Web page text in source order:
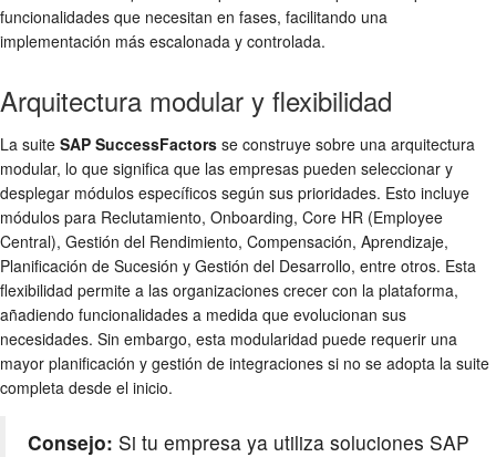
funcionalidades que necesitan en fases, facilitando una
implementación más escalonada y controlada.
Arquitectura modular y flexibilidad
La suite SAP SuccessFactors se construye sobre una arquitectura
modular, lo que significa que las empresas pueden seleccionar y
desplegar módulos específicos según sus prioridades. Esto incluye
módulos para Reclutamiento, Onboarding, Core HR (Employee
Central), Gestión del Rendimiento, Compensación, Aprendizaje,
Planificación de Sucesión y Gestión del Desarrollo, entre otros. Esta
flexibilidad permite a las organizaciones crecer con la plataforma,
añadiendo funcionalidades a medida que evolucionan sus
necesidades. Sin embargo, esta modularidad puede requerir una
mayor planificación y gestión de integraciones si no se adopta la suite
completa desde el inicio.
Consejo: Si tu empresa ya utiliza soluciones SAP